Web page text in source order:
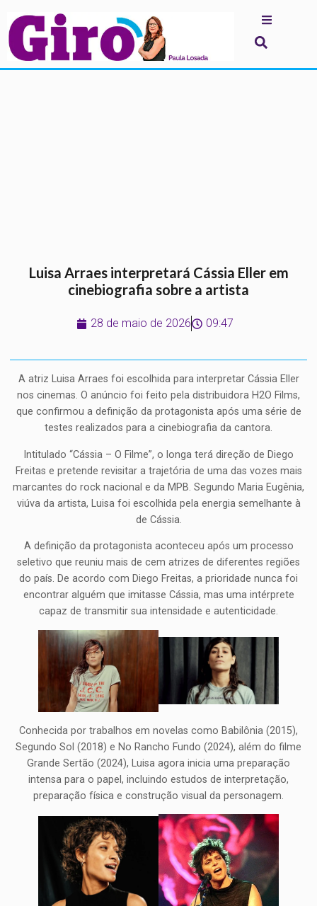
Luisa Arraes interpretará Cássia Eller em
cinebiografia sobre a artista
28 de maio de 2026 09:47
A atriz Luisa Arraes foi escolhida para interpretar Cássia Eller
nos cinemas. O anúncio foi feito pela distribuidora H2O Films,
que confirmou a definição da protagonista após uma série de
testes realizados para a cinebiografia da cantora.
Intitulado “Cássia – O Filme”, o longa terá direção de Diego
Freitas e pretende revisitar a trajetória de uma das vozes mais
marcantes do rock nacional e da MPB. Segundo Maria Eugênia,
viúva da artista, Luisa foi escolhida pela energia semelhante à
de Cássia.
A definição da protagonista aconteceu após um processo
seletivo que reuniu mais de cem atrizes de diferentes regiões
do país. De acordo com Diego Freitas, a prioridade nunca foi
encontrar alguém que imitasse Cássia, mas uma intérprete
capaz de transmitir sua intensidade e autenticidade.
Conhecida por trabalhos em novelas como Babilônia (2015),
Segundo Sol (2018) e No Rancho Fundo (2024), além do filme
Grande Sertão (2024), Luisa agora inicia uma preparação
intensa para o papel, incluindo estudos de interpretação,
preparação física e construção visual da personagem.